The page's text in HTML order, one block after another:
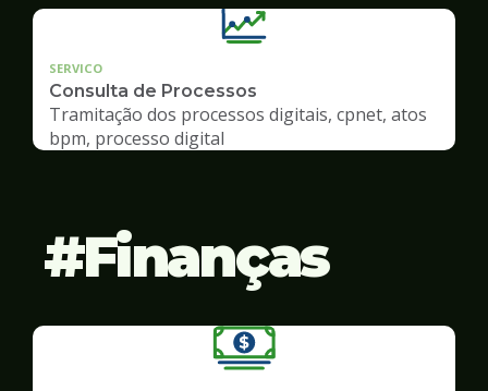
SERVICO
Consulta de Processos
Tramitação dos processos digitais, cpnet, atos
bpm, processo digital
Finanças